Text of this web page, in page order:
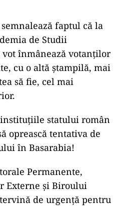
faptul că la
de Studii
vot înmânează votanților
cu o altă ștampilă, mai
să fie, cel mai
statului român
oprească tentativa de
în Basarabia!
Permanente,
Externe și Biroului
de urgență pentru